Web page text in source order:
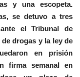
y una escopeta.
se detuvo a tres
el Tribunal de
drogas y la ley de
en prisión
firma semanal en